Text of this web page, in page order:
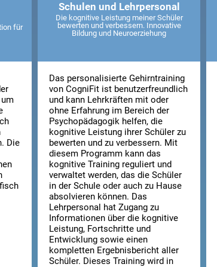
für
Die
Schulen und Lehrpersonal
Die kognitive Leistung meiner Schüler
bewerten und verbessern. Innovative
Bildung und Neuroerziehung
Das personalisierte Gehirntraining
von CogniFit ist benutzerfreundlich
und kann Lehrkräften mit oder
ohne Erfahrung im Bereich der
Psychopädagogik helfen, die
kognitive Leistung ihrer Schüler zu
bewerten und zu verbessern. Mit
diesem Programm kann das
kognitive Training reguliert und
verwaltet werden, das die Schüler
in der Schule oder auch zu Hause
absolvieren können. Das
Lehrpersonal hat Zugang zu
Informationen über die kognitive
Leistung, Fortschritte und
Entwicklung sowie einen
kompletten Ergebnisbericht aller
Schüler. Dieses Training wird in